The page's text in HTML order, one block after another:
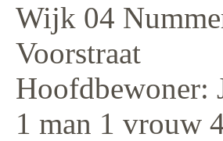
Wijk 04
Voorstraat
Hoofdbewoner:
1 man 1 vrouw